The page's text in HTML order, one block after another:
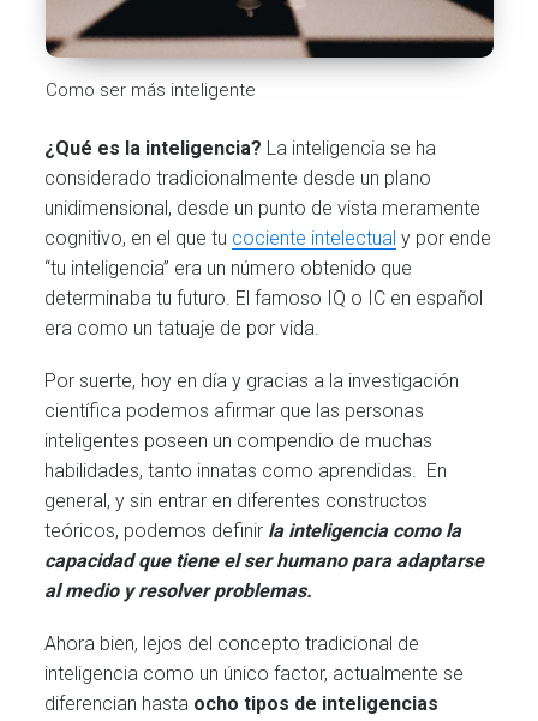
Como ser más inteligente
¿Qué es la inteligencia? La inteligencia se ha
considerado tradicionalmente desde un plano
unidimensional, desde un punto de vista meramente
cognitivo, en el que tu cociente intelectual y por ende
“tu inteligencia” era un número obtenido que
determinaba tu futuro. El famoso IQ o IC en español
era como un tatuaje de por vida.
Por suerte, hoy en día y gracias a la investigación
científica podemos afirmar que las personas
inteligentes poseen un compendio de muchas
habilidades, tanto innatas como aprendidas. En
general, y sin entrar en diferentes constructos
teóricos, podemos definir la inteligencia como la
capacidad que tiene el ser humano para adaptarse
al medio y resolver problemas.
Ahora bien, lejos del concepto tradicional de
inteligencia como un único factor, actualmente se
diferencian hasta ocho tipos de inteligencias